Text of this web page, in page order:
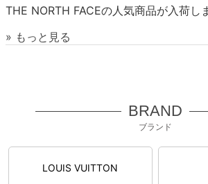
THE NORTH FACEの人気商品が入荷し
» もっと見る
BRAND
ブランド
LOUIS VUITTON